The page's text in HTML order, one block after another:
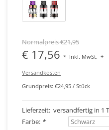
Normalpreis €21,95
€ 17,56 * Inkl. MwSt. +
Versandkosten
Grundpreis: €24,95 / Stück
Lieferzeit: versandfertig in 1
Farbe: *